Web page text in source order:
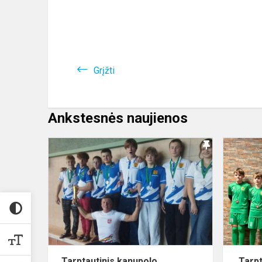
Grįžti
Ankstesnės naujienos
Tarptautinis
kanupolo
irklavimo
turnyras
„Alytaus
taurė
202...